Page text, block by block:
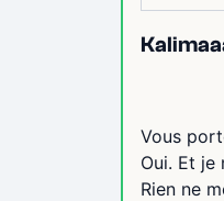
Vous
Oui. Et je
Rien ne